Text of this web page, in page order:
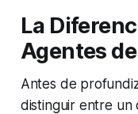
La
Agentes
Antes de
distinguir entre un